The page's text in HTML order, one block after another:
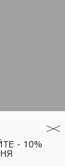
- 10%